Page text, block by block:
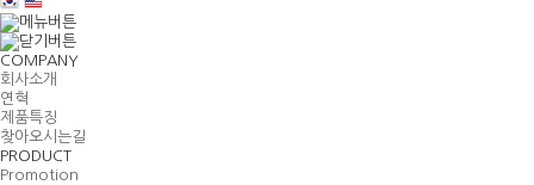
COMPANY
회사소개
연혁
제품특징
찾아오시는길
PRODUCT
Promotion